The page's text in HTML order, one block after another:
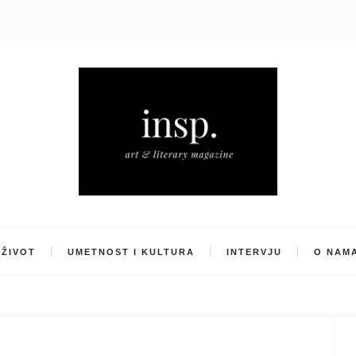
ŽIVOT UMETNOST I KULTURA INTERVJU O